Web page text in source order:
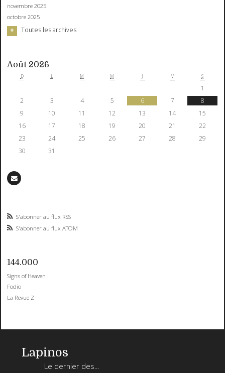
novembre 2025
octobre 2025
Toutes les archives
Août 2026
D L M M J V S
1
2
3 4 5 6 7
8
9
10 11 12 13 14
15
16
17 18 19 20 21
22
23
24 25 26 27 28
29
30
31
S'abonner au flux RSS
S'abonner au flux ATOM
144.000
Signs of Heaven
Fodio
La Revue Z
Lapinos
Le dernier des...